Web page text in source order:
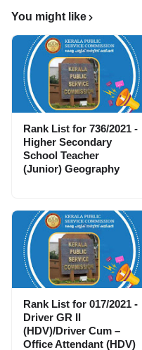
You might like
Rank List for 736/2021 -
Higher Secondary
School Teacher
(Junior) Geography
Rank List for 017/2021 -
Driver GR II
(HDV)/Driver Cum –
Office Attendant (HDV)